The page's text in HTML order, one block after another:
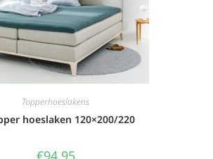
Topperhoeslakens
hoeslaken 120×200/220
€94,95